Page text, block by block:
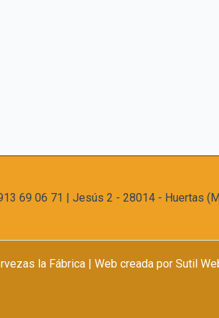
69 06 71 | Jesús 2 - 28014 - Huertas
la Fábrica | Web creada por Sutil